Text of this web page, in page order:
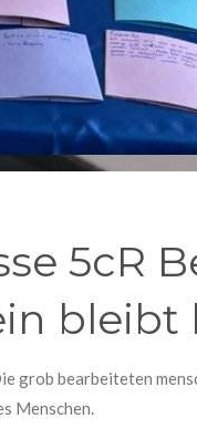
5cR
bleibt
grob bearbeiteten
Menschen.